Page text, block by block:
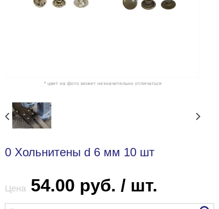
* цвет на фото может незначительно отличаться
0 Хольнитены d 6 мм 10 шт
Цена 54.00 руб. / шт.